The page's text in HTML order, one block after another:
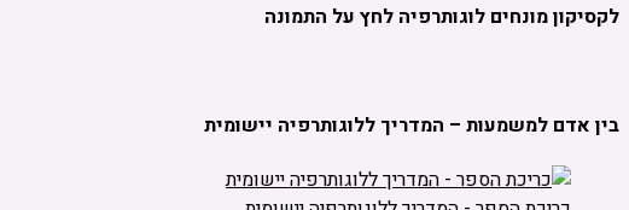
לקסיקון מונחים לוגותרפיה לחץ על התמונה
בין אדם למשמעות – המדריך ללוגותרפיה יישומית